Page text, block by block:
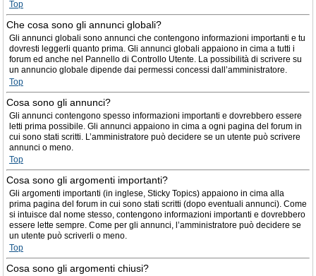
Top
Che cosa sono gli annunci globali?
Gli annunci globali sono annunci che contengono informazioni importanti e tu
dovresti leggerli quanto prima. Gli annunci globali appaiono in cima a tutti i
forum ed anche nel Pannello di Controllo Utente. La possibilità di scrivere su
un annuncio globale dipende dai permessi concessi dall’amministratore.
Top
Cosa sono gli annunci?
Gli annunci contengono spesso informazioni importanti e dovrebbero essere
letti prima possibile. Gli annunci appaiono in cima a ogni pagina del forum in
cui sono stati scritti. L’amministratore può decidere se un utente può scrivere
annunci o meno.
Top
Cosa sono gli argomenti importanti?
Gli argomenti importanti (in inglese, Sticky Topics) appaiono in cima alla
prima pagina del forum in cui sono stati scritti (dopo eventuali annunci). Come
si intuisce dal nome stesso, contengono informazioni importanti e dovrebbero
essere lette sempre. Come per gli annunci, l’amministratore può decidere se
un utente può scriverli o meno.
Top
Cosa sono gli argomenti chiusi?